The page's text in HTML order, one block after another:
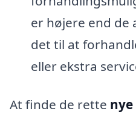
er højere end de
det til at
eller ekstra
At finde de rette nye